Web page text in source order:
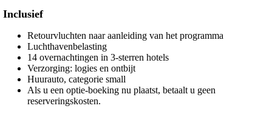
Inclusief
Retourvluchten naar aanleiding van het programma
Luchthavenbelasting
14 overnachtingen in 3-sterren hotels
Verzorging: logies en ontbijt
Huurauto, categorie small
Als u een optie-boeking nu plaatst, betaalt u geen
reserveringskosten.